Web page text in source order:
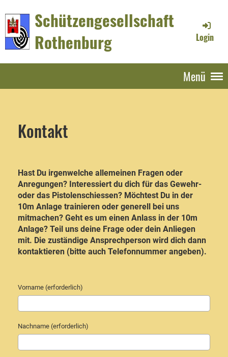
Schützengesellschaft
Rothenburg
Login
Menü
Kontakt
Hast Du irgenwelche allemeinen Fragen oder
Anregungen? Interessiert du dich für das Gewehr-
oder das Pistolenschiessen? Möchtest Du in der
10m Anlage trainieren oder generell bei uns
mitmachen? Geht es um einen Anlass in der 10m
Anlage? Teil uns deine Frage oder dein Anliegen
mit. Die zuständige Ansprechperson wird dich dann
kontaktieren (bitte auch Telefonnummer angeben).
Vorname (erforderlich)
Nachname (erforderlich)